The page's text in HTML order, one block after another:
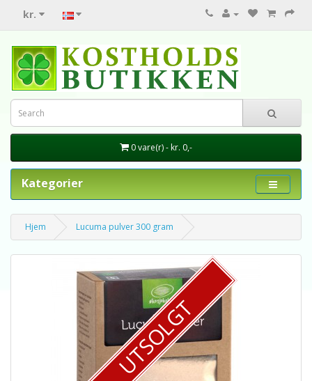
kr.
0 vare(r) - kr. 0,-
Kategorier
Hjem Lucuma pulver 300 gram
UTSOLGT